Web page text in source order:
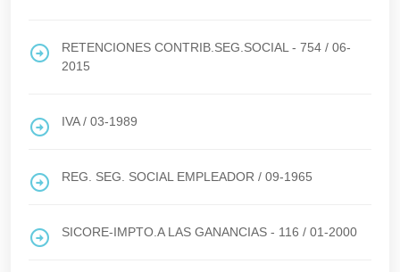
RETENCIONES CONTRIB.SEG.SOCIAL - 754 / 06-
2015
IVA/ 03-1989
REG. SEG. SOCIAL EMPLEADOR / 09-1965
SICORE-IMPTO.A LAS GANANCIAS - 116 / 01-2000